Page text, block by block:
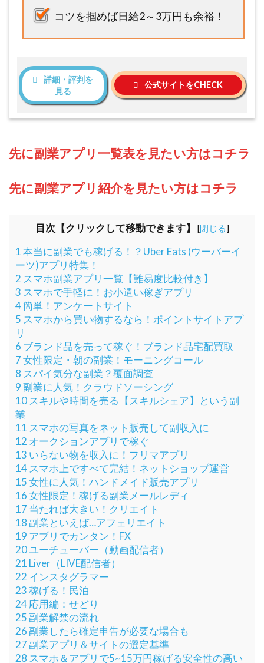
コツを掴めば日給2～3万円も余裕！
詳細・評判を
見る
公式サイトをCHECK
先に副業アプリ一覧表を見たい方はコチラ
先に副業アプリ紹介を見たい方はコチラ
目次【クリックして移動できます】 [閉じる]
1本当に副業でも稼げる！？Uber Eats (ウーバーイ
ーツ)アプリ特集！
2 スマホ副業アプリ一覧【難易度比較付き】
3 スマホで手軽に！お小遣い稼ぎアプリ
4簡単！アンケートサイト
5 スマホから買い物するなら！ポイントサイトアプ
リ
6 ブランド品を売って稼ぐ！ブランド品宅配買取
7女性限定・朝の副業！モーニングコール
8 スパイ気分な副業？覆面調査
9副業に人気！クラウドソーシング
10 スキルや時間を売る【スキルシェア】という副
業
11 スマホの写真をネット販売して副収入に
12 オークションアプリで稼ぐ
13 いらない物を収入に！フリマアプリ
14 スマホ上ですべて完結！ネットショップ運営
15女性に人気！ハンドメイド販売アプリ
16女性限定！稼げる副業メールレディ
17 当たれば大きい！クリエイト
18副業といえば…アフェリエイト
19 アプリでカンタン！FX
20ユーチューバー（動画配信者）
21 Liver（LIVE配信者）
22 インスタグラマー
23稼げる！民泊
24応用編：せどり
25副業解禁の流れ
26副業したら確定申告が必要な場合も
27副業アプリ＆サイトの選定基準
28 スマホ＆アプリで5~15万円稼げる安全性の高い